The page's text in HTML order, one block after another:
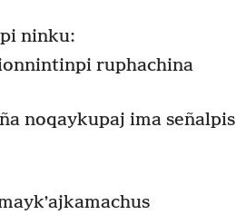
ninku:
ruphachina
noqaykupaj ima señalpis